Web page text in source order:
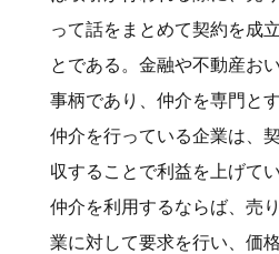
って話をまとめて契約を成
とである。金融や不動産お
事柄であり、仲介を専門と
仲介を行っている企業は、
収することで利益を上げて
仲介を利用するならば、売
業に対して要求を行い、価